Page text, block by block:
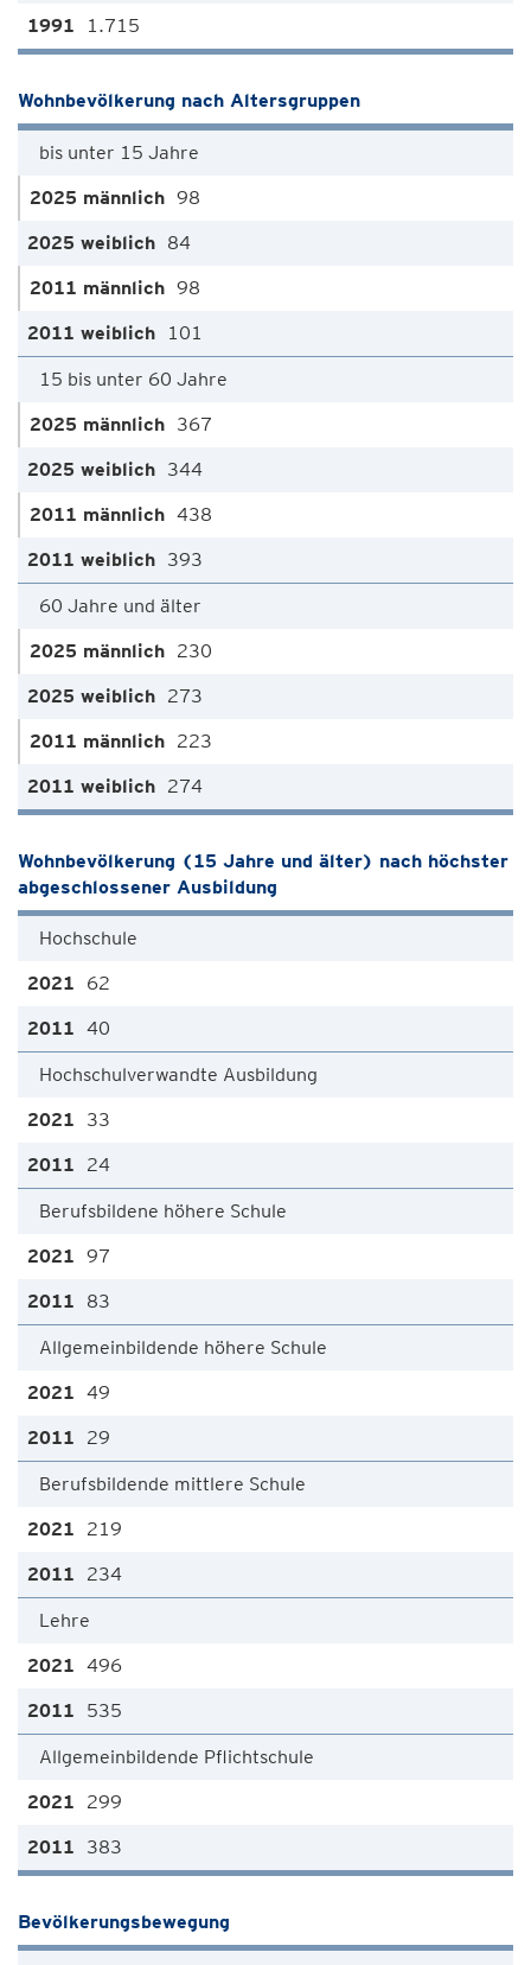
1.715
Wohnbevölkerung nach Altersgruppen
bis unter 15 Jahre
98
84
98
101
15 bis unter 60 Jahre
367
344
438
393
60 Jahre und älter
230
273
223
274
Wohnbevölkerung (15 Jahre und älter) nach höchster
abgeschlossener Ausbildung
Hochschule
62
40
Hochschulverwandte Ausbildung
33
24
Berufsbildene höhere Schule
97
83
Allgemeinbildende höhere Schule
49
29
Berufsbildende mittlere Schule
219
234
Lehre
496
535
Allgemeinbildende Pflichtschule
299
383
Bevölkerungsbewegung